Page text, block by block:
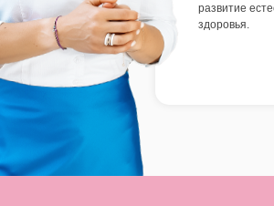
развитие
здоровья.